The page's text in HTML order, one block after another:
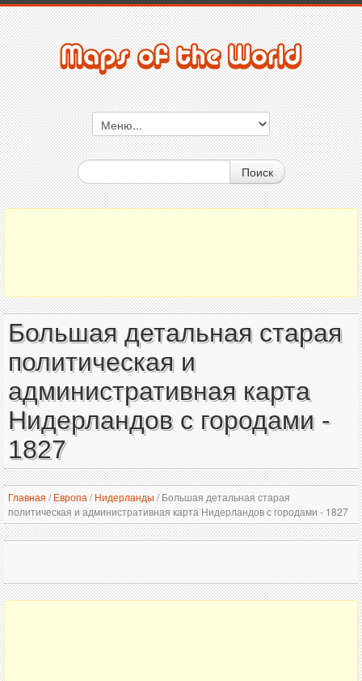
Поиск
Большая детальная старая
политическая и
административная карта
Нидерландов с городами -
1827
Главная / Европа / Нидерланды /Большая детальная старая
политическая и административная карта Нидерландов с городами - 1827